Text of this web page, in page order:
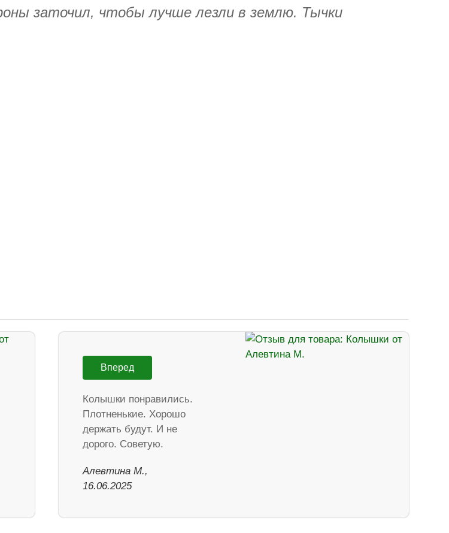
заточил, чтобы лучше лезли в землю. Тычки
Вперед
Колышки понравились.
Плотненькие. Хорошо
держать будут. И не
дорого. Советую.
Алевтина М.,
16.06.2025